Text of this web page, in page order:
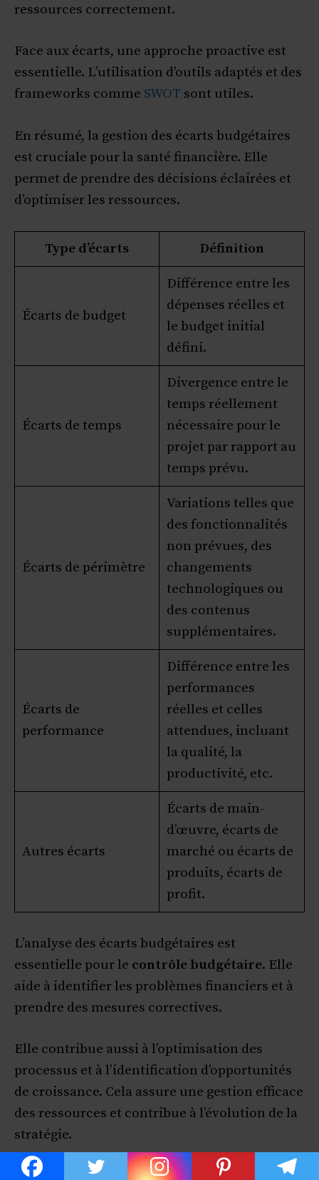
ressources correctement.
Face aux écarts, une approche proactive est
essentielle. L’utilisation d’outils adaptés et des
frameworks comme SWOT sont utiles.
En résumé, la gestion des écarts budgétaires
est cruciale pour la santé financière. Elle
permet de prendre des décisions éclairées et
d’optimiser les ressources.
Type d’écarts Définition
Écarts de budget
Différence entre les
dépenses réelles et
le budget initial
défini.
Écarts de temps
Divergence entre le
temps réellement
nécessaire pour le
projet par rapport au
temps prévu.
Écarts de périmètre
Variations telles que
des fonctionnalités
non prévues, des
changements
technologiques ou
des contenus
supplémentaires.
Écarts de
performance
Différence entre les
performances
réelles et celles
attendues, incluant
la qualité, la
productivité, etc.
Autres écarts
Écarts de main-
d’œuvre, écarts de
marché ou écarts de
produits, écarts de
profit.
L’analyse des écarts budgétaires est
essentielle pour le contrôle budgétaire. Elle
aide à identifier les problèmes financiers et à
prendre des mesures correctives.
Elle contribue aussi à l’optimisation des
processus et à l’identification d’opportunités
de croissance. Cela assure une gestion efficace
des ressources et contribue à l’évolution de la
stratégie.